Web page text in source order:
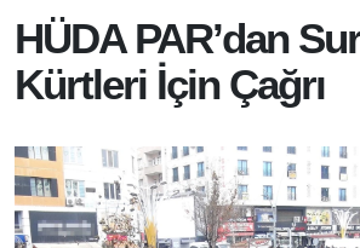
HÜDA PAR’dan
Kürtleri İçin Çağrı